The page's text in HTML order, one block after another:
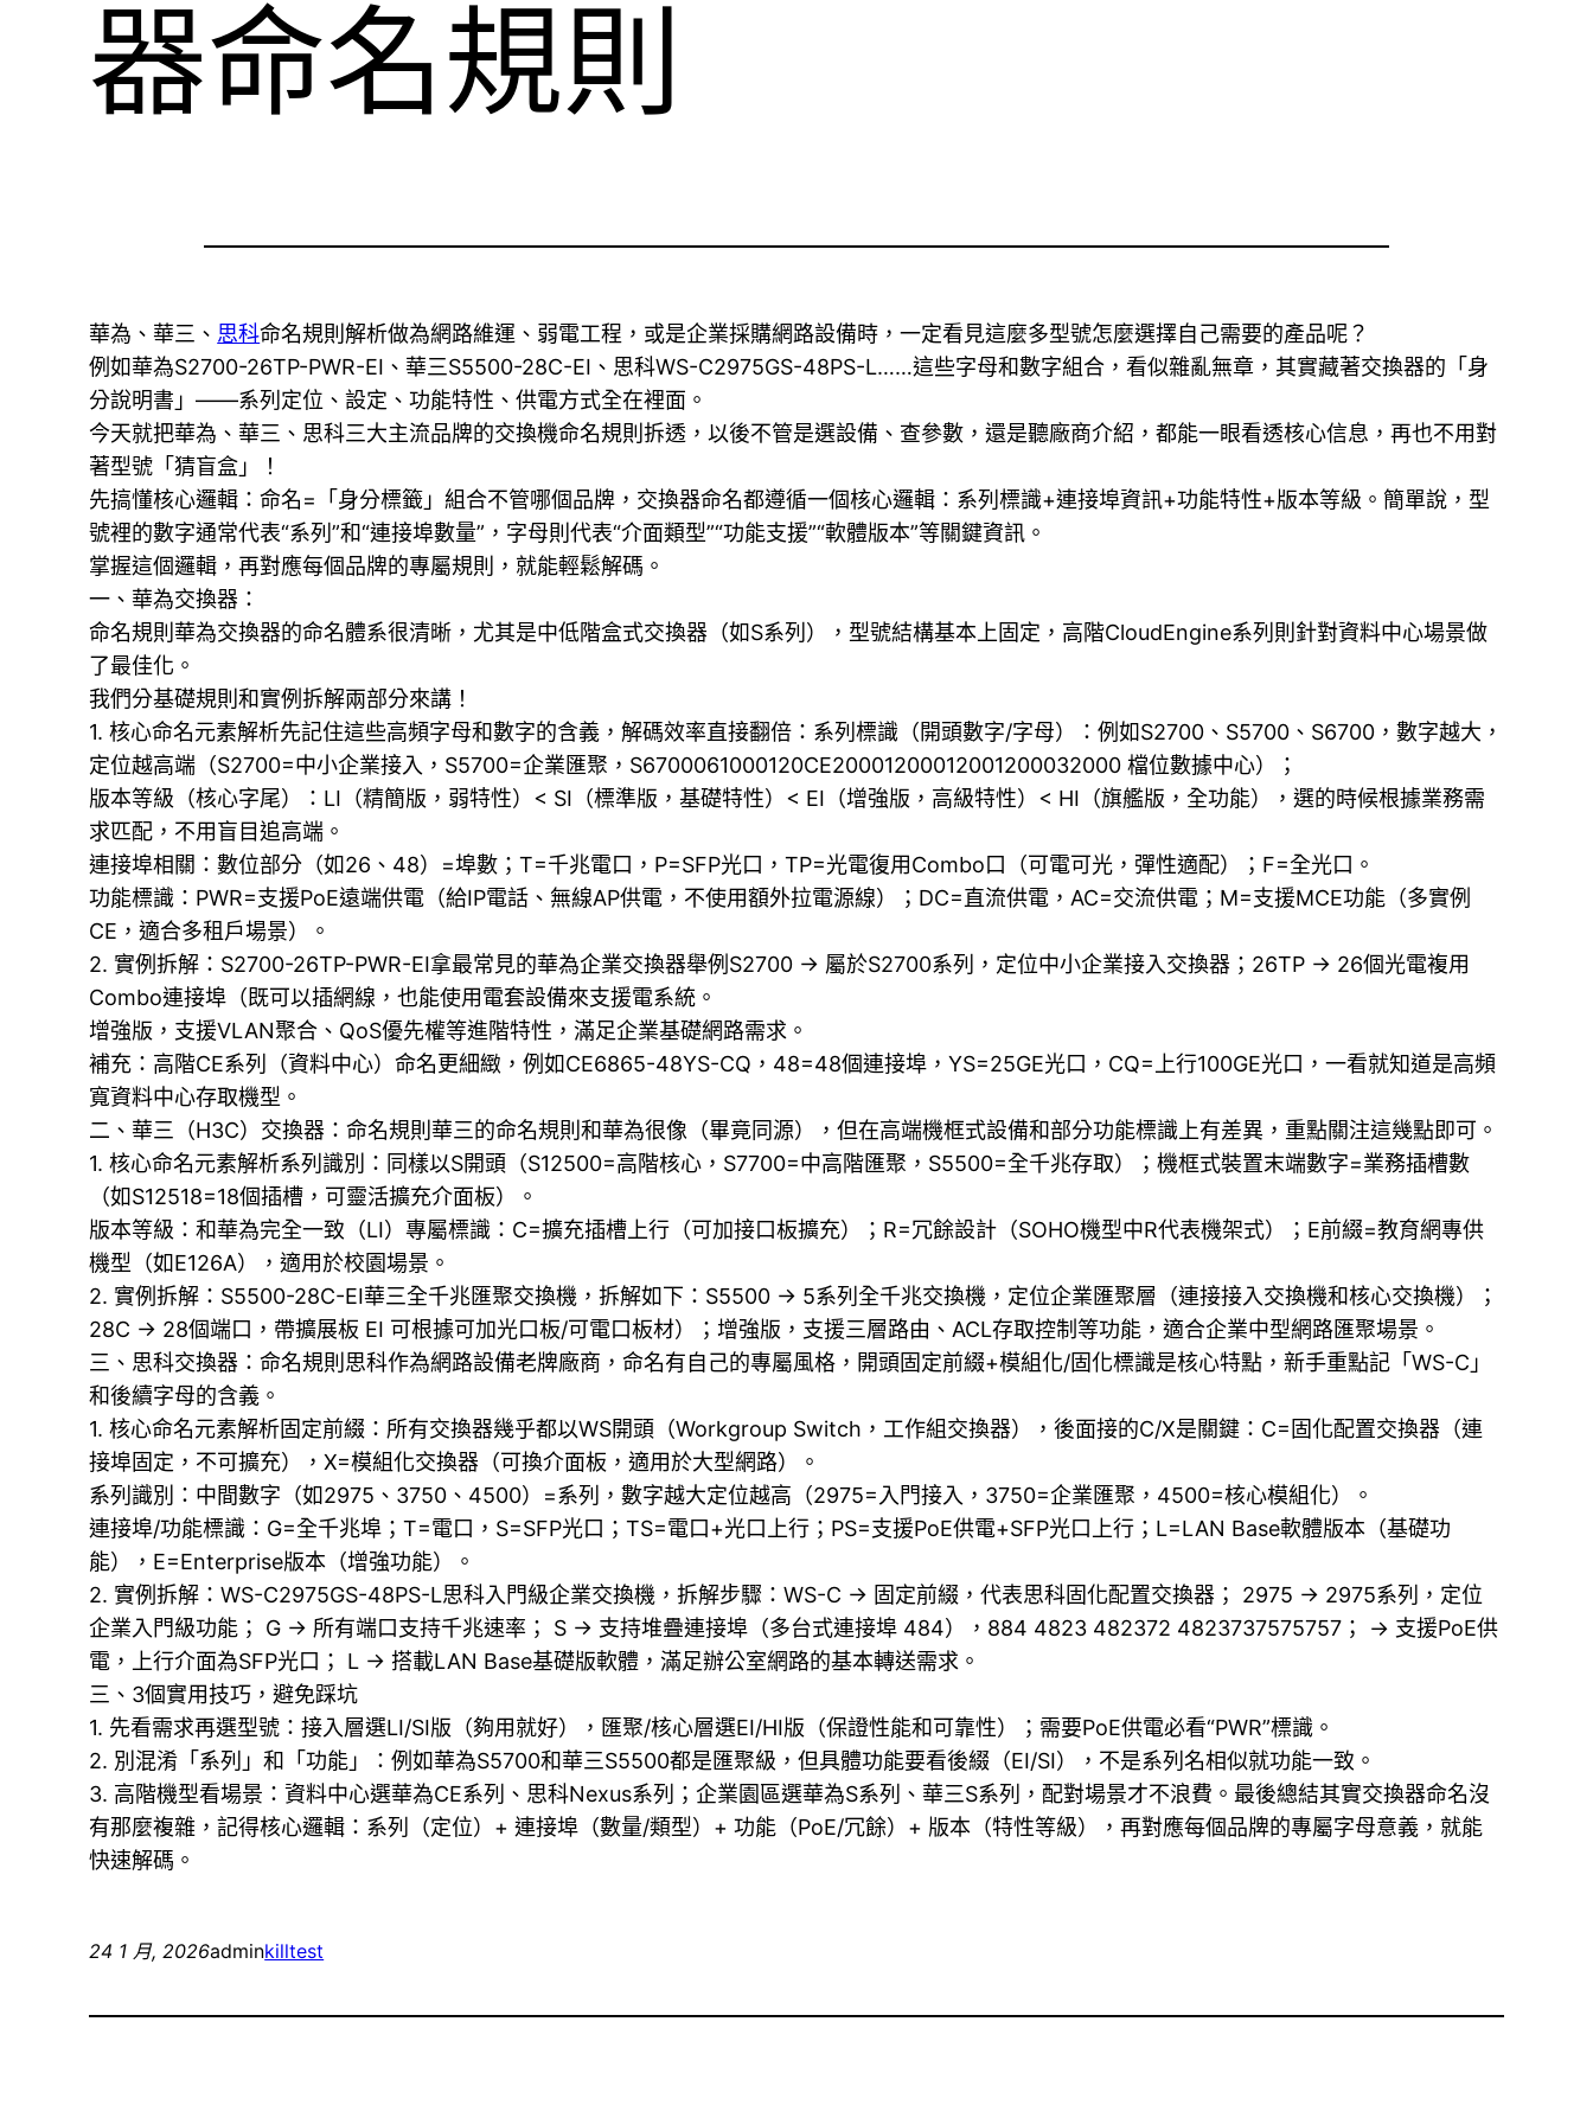
器命名規則
華為、華三、 思科命名規則解析做為網路維運、弱電工程，或是企業採購網路設備時，一定看見這麼多型號怎麼選擇自己需要的產品呢？
例如華為S2700-26TP-PWR-EI、華三S5500-28C-EI、思科WS-C2975GS-48PS-L……這些字母和數字組合，看似雜亂無章，其實藏著交換器的「身
分說明書」——系列定位、設定、功能特性、供電方式全在裡面。
今天就把華為、華三、思科三大主流品牌的交換機命名規則拆透，以後不管是選設備、查參數，還是聽廠商介紹，都能一眼看透核心信息，再也不用對
著型號「猜盲盒」！
先搞懂核心邏輯：命名=「身分標籤」組合不管哪個品牌，交換器命名都遵循一個核心邏輯：系列標識+連接埠資訊+功能特性+版本等級。簡單說，型
號裡的數字通常代表“系列”和“連接埠數量”，字母則代表“介面類型”“功能支援”“軟體版本”等關鍵資訊。
掌握這個邏輯，再對應每個品牌的專屬規則，就能輕鬆解碼。
一、華為交換器：
命名規則華為交換器的命名體系很清晰，尤其是中低階盒式交換器（如S系列），型號結構基本上固定，高階CloudEngine系列則針對資料中心場景做
了最佳化。
我們分基礎規則和實例拆解兩部分來講！
1. 核心命名元素解析先記住這些高頻字母和數字的含義，解碼效率直接翻倍：系列標識（開頭數字/字母）：例如S2700、S5700、S6700，數字越大，
定位越高端（S2700=中小企業接入，S5700=企業匯聚，S6700061000120CE20001200012001200032000 檔位數據中心）；
版本等級（核心字尾）：LI（精簡版，弱特性）< SI（標準版，基礎特性）< EI（增強版，高級特性）< HI（旗艦版，全功能），選的時候根據業務需
求匹配，不用盲目追高端。
連接埠相關：數位部分（如26、48）=埠數；T=千兆電口，P=SFP光口，TP=光電復用Combo口（可電可光，彈性適配）；F=全光口。
功能標識：PWR=支援PoE遠端供電（給IP電話、無線AP供電，不使用額外拉電源線）；DC=直流供電，AC=交流供電；M=支援MCE功能（多實例
CE，適合多租戶場景）。
2. 實例拆解：S2700-26TP-PWR-EI拿最常見的華為企業交換器舉例S2700 → 屬於S2700系列，定位中小企業接入交換器；26TP → 26個光電複用
Combo連接埠（既可以插網線，也能使用電套設備來支援電系統。
增強版，支援VLAN聚合、QoS優先權等進階特性，滿足企業基礎網路需求。
補充：高階CE系列（資料中心）命名更細緻，例如CE6865-48YS-CQ，48=48個連接埠，YS=25GE光口，CQ=上行100GE光口，一看就知道是高頻
寬資料中心存取機型。
二、華三（H3C）交換器：命名規則華三的命名規則和華為很像（畢竟同源），但在高端機框式設備和部分功能標識上有差異，重點關注這幾點即可。
1. 核心命名元素解析系列識別：同樣以S開頭（S12500=高階核心，S7700=中高階匯聚，S5500=全千兆存取）；機框式裝置末端數字=業務插槽數
（如​​S12518=18個插槽，可靈活擴充介面板）。
版本等級：和華為完全一致（LI）專屬標識：C=擴充插槽上行（可加接口板擴充）；R=冗餘設計（SOHO機型中R代表機架式）；E前綴=教育網專供
機型（如E126A），適用於校園場景。
2. 實例拆解：S5500-28C-EI華三全千兆匯聚交換機，拆解如下：S5500 → 5系列全千兆交換機，定位企業匯聚層（連接接入交換機和核心交換機）；
28C → 28個端口，帶擴展板 EI 可根據可加光口板/可電口板材）；增強版，支援三層路由、ACL存取控制等功能，適合企業中型網路匯聚場景。
三、思科交換器：命名規則思科作為網路設備老牌廠商，命名有自己的專屬風格，開頭固定前綴+模組化/固化標識是核心特點，新手重點記「WS-C」
和後續字母的含義。
1. 核心命名元素解析固定前綴：所有交換器幾乎都以WS開頭（Workgroup Switch，工作組交換器），後面接的C/X是關鍵：C=固化配置交換器（連
接埠固定，不可擴充），X=模組化交換器（可換介面板，適用於大型網路）。
系列識別：中間數字（如2975、3750、4500）=系列，數字越大定位越高（2975=入門接入，3750=企業匯聚，4500=核心模組化）。
連接埠/功能標識：G=全千兆埠；T=電口，S=SFP光口；TS=電口+光口上行；PS=支援PoE供電+SFP光口上行；L=LAN Base軟體版本（基礎功
能），E=Enterprise版本（增強功能）。
2. 實例拆解：WS-C2975GS-48PS-L思科入門級企業交換機，拆解步驟：WS-C → 固定前綴，代表思科固化配置交換器； 2975 → 2975系列，定位
企業入門級功能； G → 所有端口支持千兆速率； S → 支持堆疊連接埠（多台式連接埠 484），884 4823 482372 4823737575757； → 支援PoE供
電，上行介面為SFP光口； L → 搭載LAN Base基礎版軟體，滿足辦公室網路的基本轉送需求。
三、3個實用技巧，避免踩坑
1. 先看需求再選型號：接入層選LI/SI版（夠用就好），匯聚/核心層選EI/HI版（保證性能和可靠性）；需要PoE供電必看“PWR”標識。
2. 別混淆「系列」和「功能」：例如華為S5700和華三S5500都是匯聚級，但具體功能要看後綴（EI/SI），不是系列名相似就功能一致。
3. 高階機型看場景：資料中心選華為CE系列、思科Nexus系列；企業園區選華為S系列、華三S系列，配對場景才不浪費。最後總結其實交換器命名沒
有那麼複雜，記得核心邏輯：系列（定位）+ 連接埠（數量/類型）+ 功能（PoE/冗餘）+ 版本（特性等級），再對應每個品牌的專屬字母意義，就能
快速解碼。
24 1 月, 2026adminkilltest